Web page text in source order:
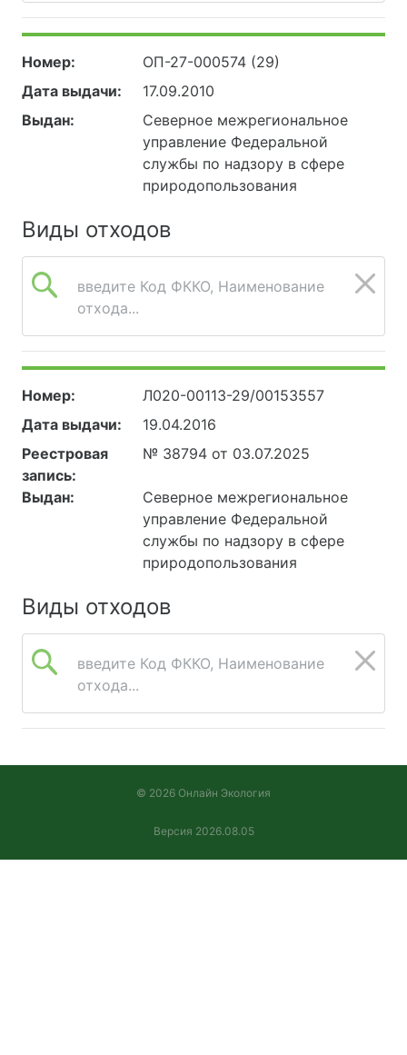
Номер:
ОП-27-000574 (29)
Дата выдачи:
17.09.2010
Выдан:
Северное межрегиональное
управление Федеральной
службы по надзору в сфере
природопользования
Виды отходов
введите Код ФККО, Наименование
отхода...
Номер:
Л020-00113-29/00153557
Дата выдачи:
19.04.2016
Реестровая
запись:
№ 38794 от 03.07.2025
Выдан:
Северное межрегиональное
управление Федеральной
службы по надзору в сфере
природопользования
Виды отходов
введите Код ФККО, Наименование
отхода...
© 2026 Онлайн Экология
Версия 2026.08.05